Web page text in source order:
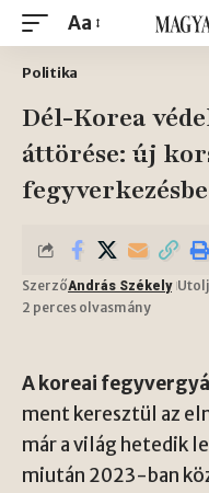
Aa
Politika
Dél-Korea
áttörése: új
SzerzőAndrás Székely
2 perces olvasmány
A koreai
ment keresztül az
már a világ hetedik
miután 2023-ban